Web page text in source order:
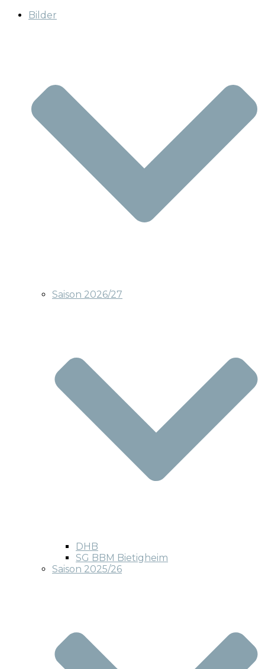
Bilder
Saison 2026/27
DHB
SG BBM Bietigheim
Saison 2025/26